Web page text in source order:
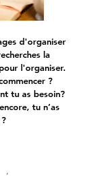
d'organiser
la
l'organiser.
?
tu as besoin?
tu n’as
,